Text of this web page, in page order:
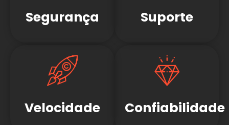
Segurança Suporte
Velocidade Confiabilidade